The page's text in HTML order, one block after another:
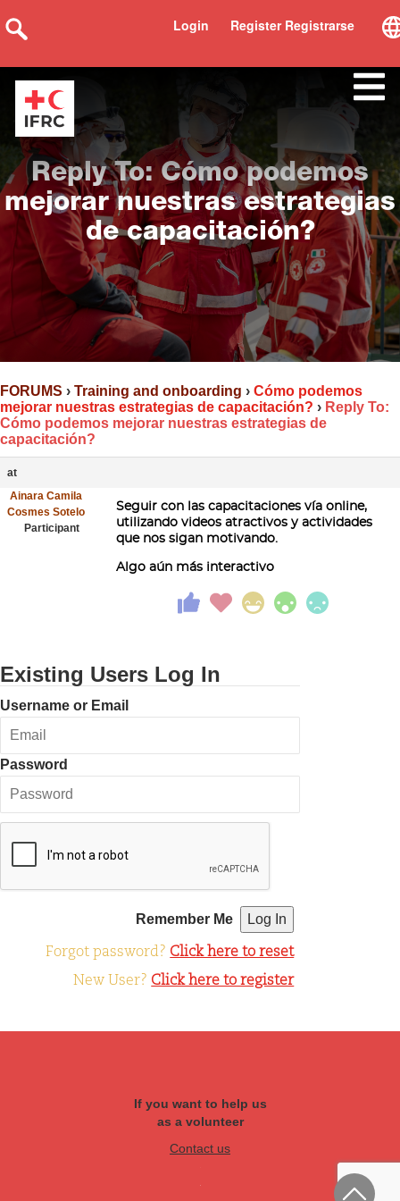
Register Registrarse
Login
Reply To: Cómo podemos
mejorar nuestras estrategias
de capacitación?
FORUMS › Training and onboarding › Cómo podemos
mejorar nuestras estrategias de capacitación? › Reply To:
Cómo podemos mejorar nuestras estrategias de
capacitación?
at
Ainara Camila
Cosmes Sotelo
Participant
Seguir con las capacitaciones vía online,
utilizando videos atractivos y actividades
que nos sigan motivando.
Algo aún más interactivo
Existing Users Log In
Username or Email
Password
Remember Me
Forgot password? Click here to reset
New User? Click here to register
If you want to help us
as a volunteer
Contact us